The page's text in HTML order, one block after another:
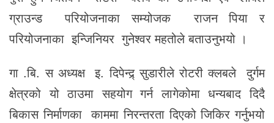
ग्राउन्ड परियोजनाका सम्योजक राजन पिया र
परियोजनाका इन्जिनियर गुनेश्वर महतोले बताउनुभयो ।
गा .बि. स अध्यक्ष इ. दिपेन्द्र्‍ सुडारीले रोटरी क्लबले दुर्गम
क्षेत्रको यो ठाउमा सहयोग गर्न लागेकोमा धन्यबाद दिदै
बिकास निर्माणका काममा निरन्तरता दिएको जिकिर गर्नुभयो